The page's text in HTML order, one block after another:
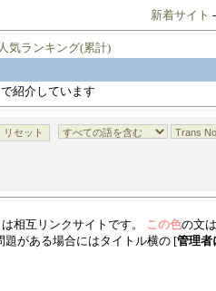
新着サイト
人気ランキング(累計)
紹介しています
は相互リンクサイトです。 この色の文
がある場合にはタイトル横の [管理者